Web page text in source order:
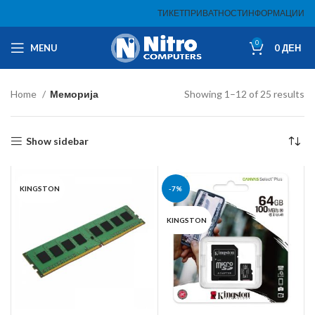
ТИКЕТПРИВАТНОСТИНФОРМАЦИИ
MENU 0 0ДЕН
Home Меморија Showing 1–12 of 25 results
Show sidebar
KINGSTON -7%
KINGSTON